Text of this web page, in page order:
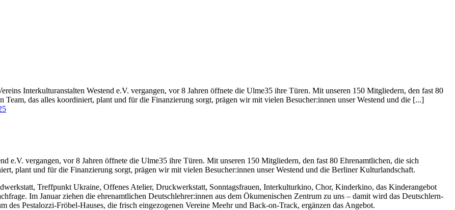
Interkulturanstalten Westend e.V. vergangen, vor 8 Jahren öffnete die Ulme35 ihre Türen. Mit unseren 150 Mitgliedern, den fast 80
Team, das alles koordiniert, plant und für die Finanzierung sorgt, prägen wir mit vielen Besucher:innen unser Westend und die [...]
e.V. vergangen, vor 8 Jahren öffnete die Ulme35 ihre Türen. Mit unseren 150 Mitgliedern, den fast 80 Ehrenamtlichen, die sich
plant und für die Finanzierung sorgt, prägen wir mit vielen Besucher:innen unser Westend und die Berliner Kulturlandschaft.
Treffpunkt Ukraine, Offenes Atelier, Druckwerkstatt, Sonntagsfrauen, Interkulturkino, Chor, Kinderkino, das Kinderangebot
Im Januar ziehen die ehrenamtlichen Deutschlehrer:innen aus dem Ökumenischen Zentrum zu uns – damit wird das Deutschlern-
des Pestalozzi-Fröbel-Hauses, die frisch eingezogenen Vereine Meehr und Back-on-Track, ergänzen das Angebot.